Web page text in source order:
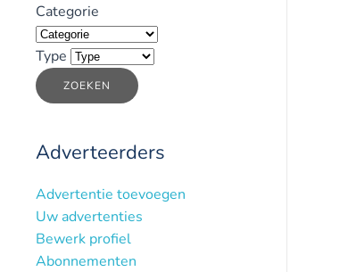
Categorie
Type
ZOEKEN
Adverteerders
Advertentie toevoegen
Uw advertenties
Bewerk profiel
Abonnementen